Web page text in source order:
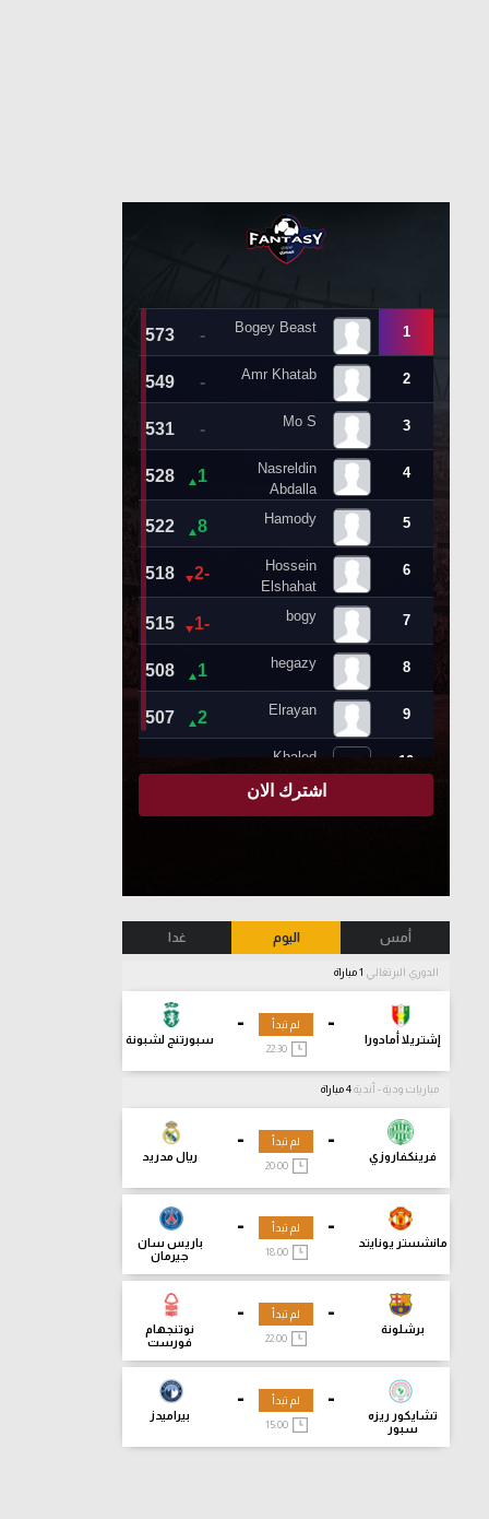
أمس اليوم غدا
الدوري البرتغالي
-
إشتريلا أمادورا
-
سبورتنج لشبونة
لم تبدأ
22:30
مباريات ودية - أندية
-
فرينكفاروزي
-
ريال مدريد
لم تبدأ
20:00
-
مانشستر يونايتد
-
باريس سان
جيرمان
لم تبدأ
18:00
-
برشلونة
-
نوتنجهام
فورست
لم تبدأ
-
تشايكور ريزه
سبور
-
بيراميدز
لم تبدأ
15:00